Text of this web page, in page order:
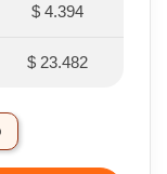
$ 4.394
$ 23.482